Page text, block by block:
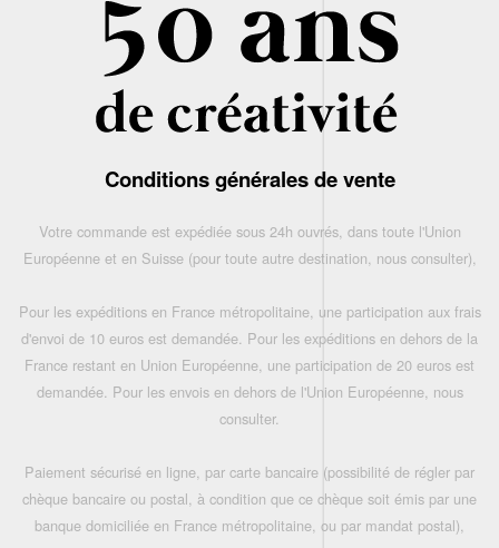
Conditions générales de vente
Votre commande est expédiée sous 24h ouvrés, dans toute l'Union
Européenne et en Suisse (pour toute autre destination, nous consulter),
Pour les expéditions en France métropolitaine, une participation aux frais
d'envoi de 10 euros est demandée. Pour les expéditions en dehors de la
France restant en Union Européenne, une participation de 20 euros est
demandée. Pour les envois en dehors de l'Union Européenne, nous
consulter.
Paiement sécurisé en ligne, par carte bancaire (possibilité de régler par
chèque bancaire ou postal, à condition que ce chèque soit émis par une
banque domiciliée en France métropolitaine, ou par mandat postal),